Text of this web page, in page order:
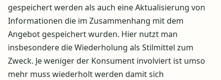
gespeichert werden als auch eine Aktualisierung von
Informationen die im Zusammenhang mit dem
Angebot gespeichert wurden. Hier nutzt man
insbesondere die Wiederholung als Stilmittel zum
Zweck. Je weniger der Konsument involviert ist umso
mehr muss wiederholt werden damit sich